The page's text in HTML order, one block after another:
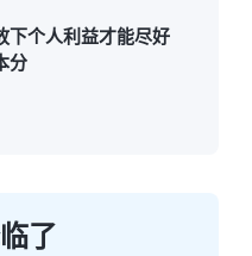
下个人利益才能尽好
分
了